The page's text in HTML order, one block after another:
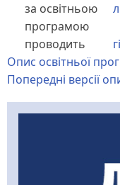
за освітньою
програмою
проводить
Опис освітньої
Попередні версії